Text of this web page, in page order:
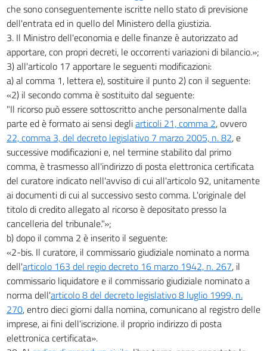
che sono conseguentemente iscritte nello stato di previsione
dell'entrata ed in quello del Ministero della giustizia.
3. Il Ministro dell'economia e delle finanze è autorizzato ad
apportare, con propri decreti, le occorrenti variazioni di bilancio.»;
3) all'articolo 17 apportare le seguenti modificazioni:
a) al comma 1, lettera e), sostituire il punto 2) con il seguente:
«2) il secondo comma è sostituito dal seguente:
"Il ricorso può essere sottoscritto anche personalmente dalla
parte ed è formato ai sensi degliarticoli 21, comma 2, ovvero
22, comma 3, del decreto legislativo 7 marzo 2005, n. 82, e
successive modificazioni e, nel termine stabilito dal primo
comma, è trasmesso all'indirizzo di posta elettronica certificata
del curatore indicato nell'avviso di cui all'articolo 92, unitamente
ai documenti di cui al successivo sesto comma. L'originale del
titolo di credito allegato al ricorso è depositato presso la
cancelleria del tribunale."»;
b) dopo il comma 2 è inserito il seguente:
«2-bis. Il curatore, il commissario giudiziale nominato a norma
dell'articolo 163 del regio decreto 16 marzo 1942, n. 267, il
commissario liquidatore e il commissario giudiziale nominato a
norma dell'articolo 8 del decreto legislativo 8 luglio 1999, n.
270, entro dieci giorni dalla nomina, comunicano al registro delle
imprese, ai fini dell'iscrizione. il proprio indirizzo di posta
elettronica certificata».